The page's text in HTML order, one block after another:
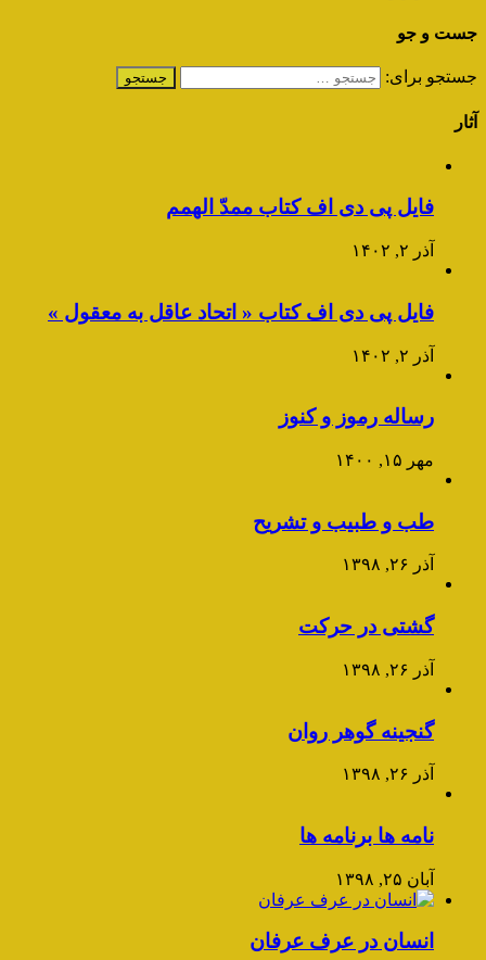
جست و جو
جستجو برای:
آثار
فایل پی دی اف کتاب ممدّ الهمم
آذر ۲, ۱۴۰۲
فایل پی دی اف کتاب « اتحاد عاقل به معقول »
آذر ۲, ۱۴۰۲
رساله رموز و کنوز
مهر ۱۵, ۱۴۰۰
طب و طبیب و تشریح
آذر ۲۶, ۱۳۹۸
گشتی در حرکت
آذر ۲۶, ۱۳۹۸
گنجینه گوهر روان
آذر ۲۶, ۱۳۹۸
نامه ها برنامه ها
آبان ۲۵, ۱۳۹۸
انسان در عرف عرفان